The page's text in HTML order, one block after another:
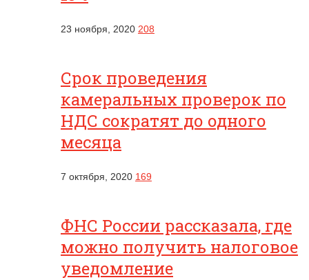
23 ноября, 2020 208
Срок проведения
камеральных проверок по
НДС сократят до одного
месяца
7 октября, 2020 169
ФНС России рассказала, где
можно получить налоговое
уведомление